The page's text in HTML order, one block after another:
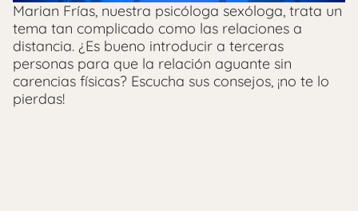
Marian Frías, nuestra psicóloga sexóloga, trata un
tema tan complicado como las relaciones a
distancia. ¿Es bueno introducir a terceras
personas para que la relación aguante sin
carencias físicas? Escucha sus consejos, ¡no te lo
pierdas!